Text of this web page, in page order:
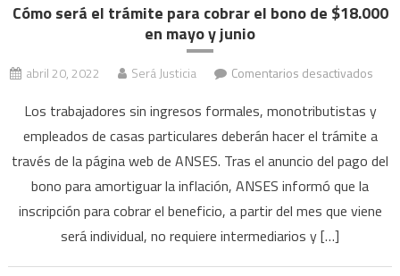
Cómo será el trámite para cobrar el bono de $18.000
en mayo y junio
abril 20, 2022 Será Justicia Comentarios desactivadosen
será
el
Los trabajadores sin ingresos formales, monotributistas y
empleados de casas particulares deberán hacer el trámite a
través de la página web de ANSES. Tras el anuncio del pago del
bono para amortiguar la inflación, ANSES informó que la
inscripción para cobrar el beneficio, a partir del mes que viene
será individual, no requiere intermediarios y […]